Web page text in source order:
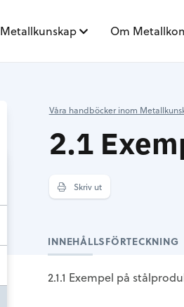
Metallkunskap Om
Våra handböcker inom
2.1
Skriv ut
INNEHÅLLSFÖRTECKNING
2.1.1 Exempel på